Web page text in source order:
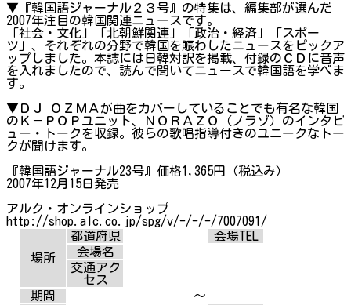
▼『韓国語ジャーナル２３号』の特集は、編集部が選んだ
2007年注目の韓国関連ニュースです。
「社会・文化」「北朝鮮関連」「政治・経済」「スポー
ツ」、それぞれの分野で韓国を賑わしたニュースをピックア
ップしました。本誌には日韓対訳を掲載、付録のＣＤに音声
を入れましたので、読んで聞いてニュースで韓国語を学べま
す。
▼ＤＪ ＯＺＭＡが曲をカバーしていることでも有名な韓国
のＫ－ＰＯＰユニット、ＮＯＲＡＺＯ（ノラゾ）のインタビ
ュー・トークを収録。彼らの歌唱指導付きのユニークなトー
クが聞けます。
『韓国語ジャーナル23号』価格1,365円（税込み）
2007年12月15日発売
アルク・オンラインショップ
http://shop.alc.co.jp/spg/v/-/-/-/7007091/
場所
都道府県
会場TEL
会場名
交通アク
セス
期間
～